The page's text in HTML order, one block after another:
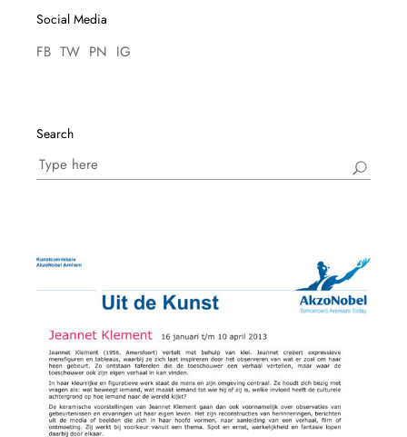
Social Media
FB TW PN IG
Search
Search
for: